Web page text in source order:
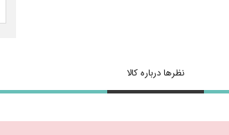
نظرها درباره کالا